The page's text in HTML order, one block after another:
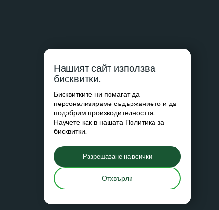
Нашият сайт използва
бисквитки.
Бисквитките ни помагат да
персонализираме съдържанието и да
подобрим производителността.
Научете как в нашата Политика за
бисквитки.
Разрешаване на всички
Отхвърли